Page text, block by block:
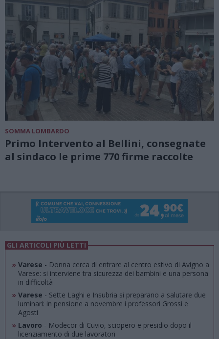
SOMMA LOMBARDO
Primo Intervento al Bellini, consegnate
al sindaco le prime 770 firme raccolte
GLI ARTICOLI PIÙ LETTI
» Varese - Donna cerca di entrare al centro estivo di Avigno a
Varese: si interviene tra sicurezza dei bambini e una persona
in difficoltà
» Varese - Sette Laghi e Insubria si preparano a salutare due
luminari: in pensione a novembre i professori Grossi e
Agosti
» Lavoro - Modecor di Cuvio, sciopero e presidio dopo il
licenziamento di due lavoratori